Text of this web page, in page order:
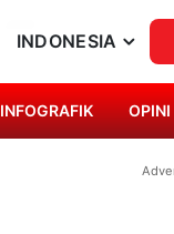
INDONESIA
INFOGRAFIK OPINI